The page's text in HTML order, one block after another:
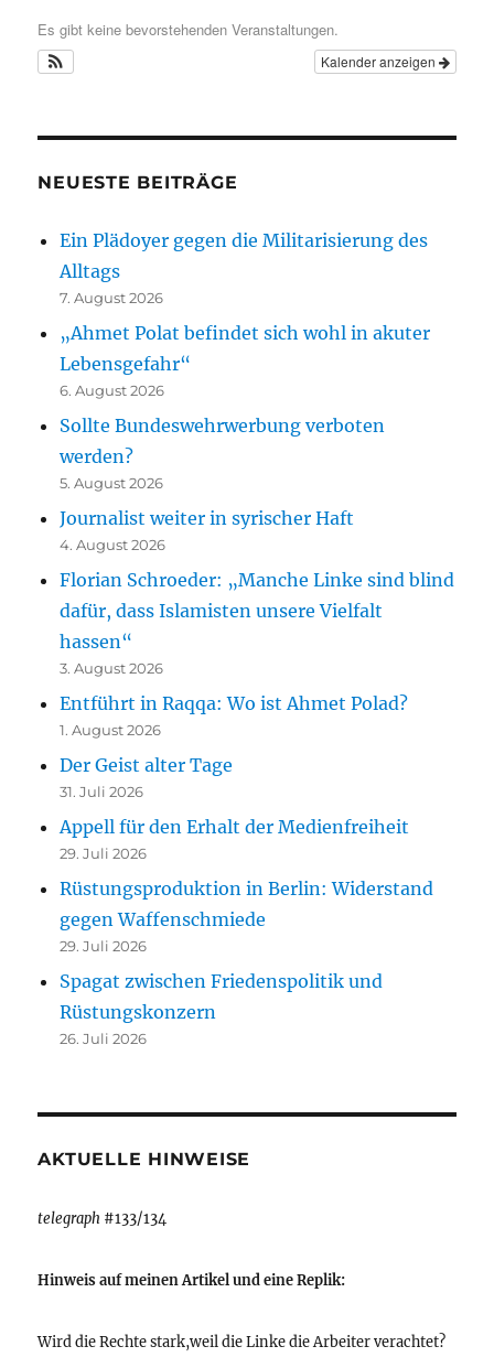
Es gibt keine bevorstehenden Veranstaltungen.
Kalender anzeigen
NEUESTE BEITRÄGE
Ein Plädoyer gegen die Militarisierung des
Alltags
7. August 2026
„Ahmet Polat befindet sich wohl in akuter
Lebensgefahr“
6. August 2026
Sollte Bundeswehrwerbung verboten
werden?
5. August 2026
Journalist weiter in syrischer Haft
4. August 2026
Florian Schroeder: „Manche Linke sind blind
dafür, dass Islamisten unsere Vielfalt
hassen“
3. August 2026
Entführt in Raqqa: Wo ist Ahmet Polad?
1. August 2026
Der Geist alter Tage
31. Juli 2026
Appell für den Erhalt der Medienfreiheit
29. Juli 2026
Rüstungsproduktion in Berlin: Widerstand
gegen Waffenschmiede
29. Juli 2026
Spagat zwischen Friedenspolitik und
Rüstungskonzern
26. Juli 2026
AKTUELLE HINWEISE
telegraph #133/134
Hinweis auf meinen Artikel und eine Replik:
Wird die Rechte stark,weil die Linke die Arbeiter verachtet?